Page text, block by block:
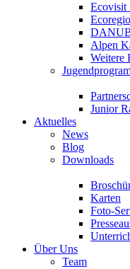
Ecovisit
Alpen
Weitere
Junior
Aktuelles
News
Blog
Downloads
Karten
Foto-
Über Uns
Team